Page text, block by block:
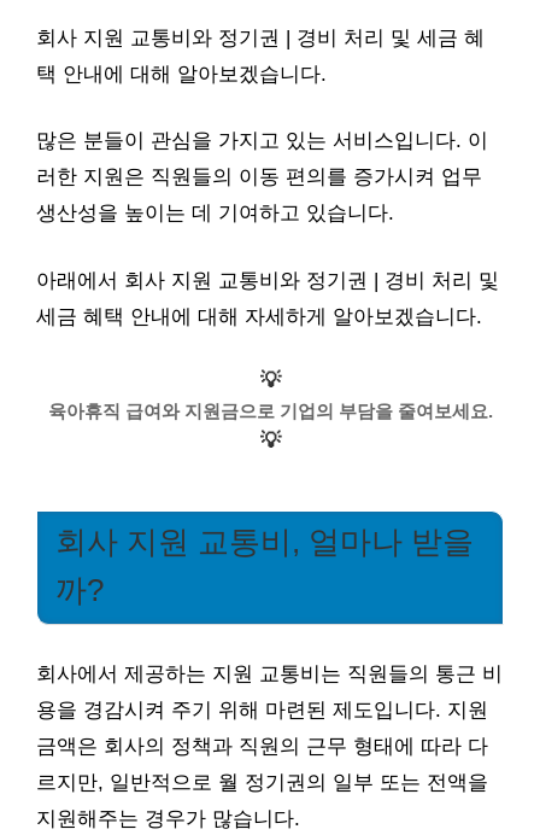
회사 지원 교통비와 정기권 | 경비 처리 및 세금 혜
택 안내에 대해 알아보겠습니다.
많은 분들이 관심을 가지고 있는 서비스입니다. 이
러한 지원은 직원들의 이동 편의를 증가시켜 업무
생산성을 높이는 데 기여하고 있습니다.
아래에서 회사 지원 교통비와 정기권 | 경비 처리 및
세금 혜택 안내에 대해 자세하게 알아보겠습니다.
💡
육아휴직 급여와 지원금으로 기업의 부담을 줄여보세요.
💡
회사 지원 교통비, 얼마나 받을
까?
회사에서 제공하는 지원 교통비는 직원들의 통근 비
용을 경감시켜 주기 위해 마련된 제도입니다. 지원
금액은 회사의 정책과 직원의 근무 형태에 따라 다
르지만, 일반적으로 월 정기권의 일부 또는 전액을
지원해주는 경우가 많습니다.